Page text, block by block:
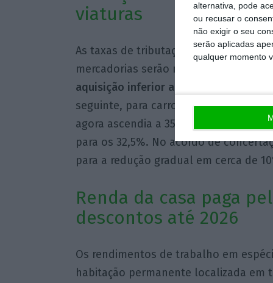
alternativa, pode
ou recusar o
não exigir o seu
serão aplicadas
qualquer momento
viaturas
As taxas de tributação autónoma
mercadorias serão mais reduzidas em
aquisição inferior a 27.500 euros, a
seguinte, para carros até aos 35.000
agora ascendia a 35%, relativa a
para os 32,5%. No acordo de
para a redução gradual em cerca de
Renda da casa paga
descontos até 2026
Os rendimentos de trabalho em
habitação permanente localizada